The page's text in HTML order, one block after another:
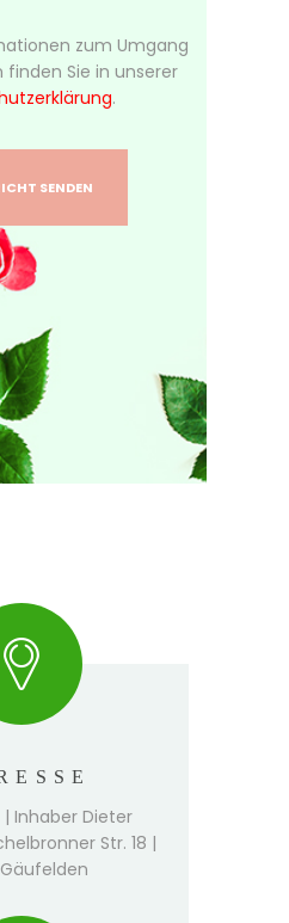
zum Umgang
Sie in unserer
.
| Inhaber Dieter
Str. 18 |
Gäufelden